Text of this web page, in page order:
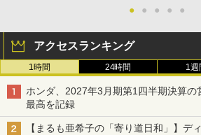
● ● ● ● ●
アクセスランキング
1時間 24時間 1週
ホンダ、2027年3月期第1四半期決算の
最高を記録
【まるも亜希子の「寄り道日和」】デ